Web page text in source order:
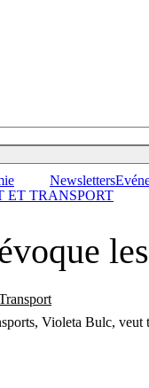
Newsletters
Violeta Bulc,
ET TRANSPORT